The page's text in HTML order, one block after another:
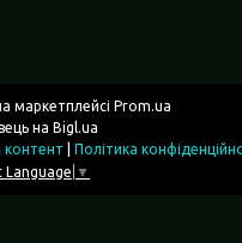
маркетплейсі Prom.ua
на Bigl.ua
контент
Політика
Language ▼